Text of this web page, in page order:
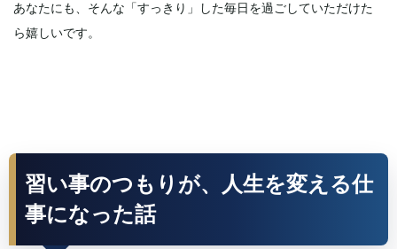
あなたにも、そんな「すっきり」した毎日を過ごしていただけた
ら嬉しいです。
習い事のつもりが、人生を変える仕
事になった話